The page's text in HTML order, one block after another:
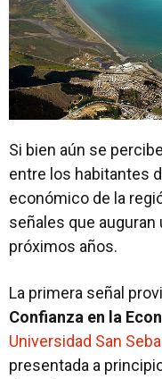
Si bien aún se
entre los habitantes
económico de la
señales que auguran
próximos años.
La primera señal
Confianza en la
Universidad San
presentada a